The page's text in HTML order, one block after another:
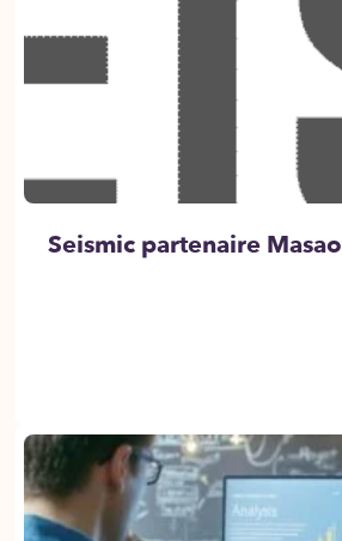
Seismic partenaire Masao